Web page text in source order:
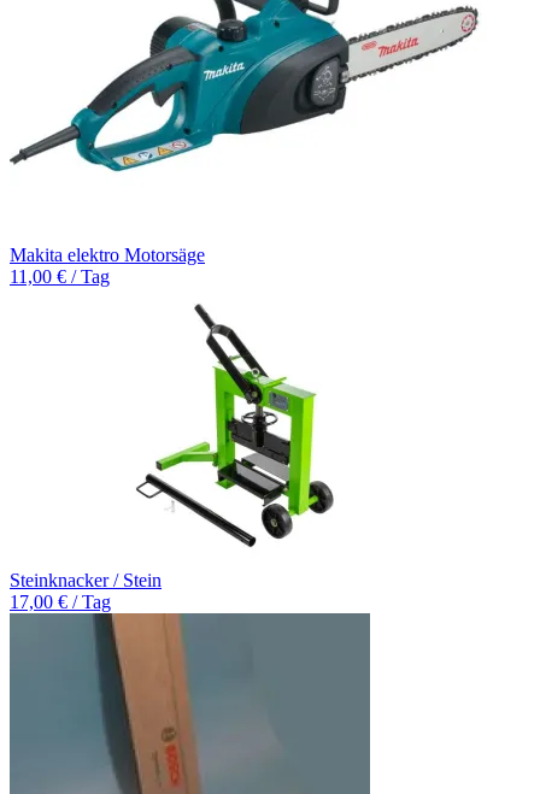
Makita elektro Motorsäge
11,00 € / Tag
Steinknacker / Stein
17,00 € / Tag